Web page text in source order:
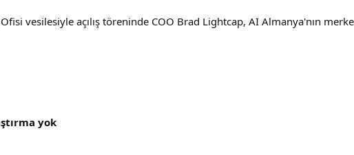
vesilesiyle açılış töreninde COO Brad Lightcap, AI Almanya'nın
yok